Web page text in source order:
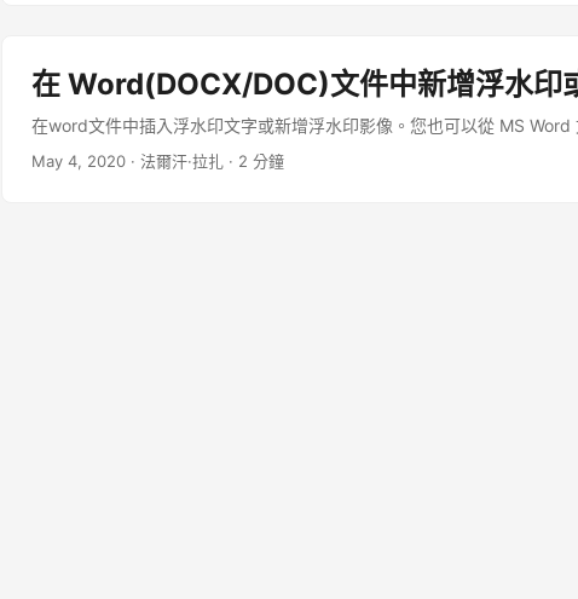
Acrobat 或其他應用程序即可滿足您的要求。 由於我們在本文中的重點
安裝 Aspose.PDF Cloud SDK for Python，它是 Aspose.PDF Cloud API
GitHub 存儲庫下載。所以請在終端/命令提示符下執行以下命令，在系統
在 Word(DOCX/DOC)文件中新增浮水印
在word文件中插入浮水印文字或新增浮水印影像。您也可以從 MS
May 4, 2020 · 法爾汗·拉扎 · 2 分鐘